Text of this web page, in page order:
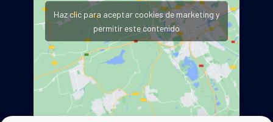
Haz clic para aceptar cookies de marketing y
permitir este contenido